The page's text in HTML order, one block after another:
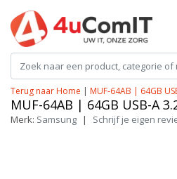
Terug naar Home | MUF-64AB | 64GB
MUF-64AB | 64GB USB-A
Merk: Samsung | Schrijf je eigen